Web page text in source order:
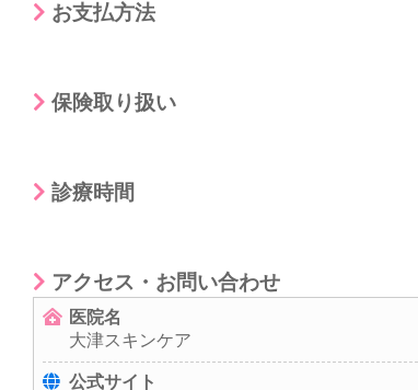
お支払方法
保険取り扱い
診療時間
アクセス・お問い合わせ
医院名
大津スキンケア
公式サイト